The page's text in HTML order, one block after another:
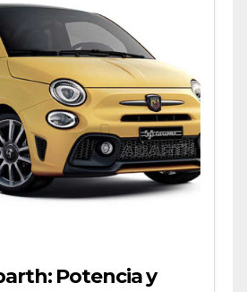
Potencia y